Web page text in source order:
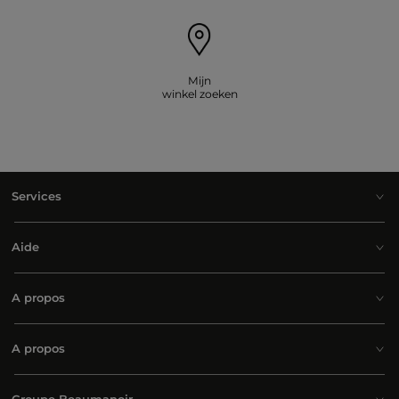
Mijn
winkel zoeken
Services
Aide
A propos
A propos